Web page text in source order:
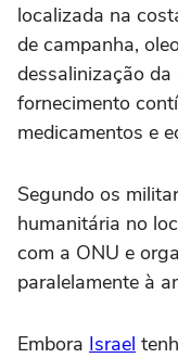
localizada na
de campanha,
dessalinização
fornecimento
medicamentos e
Segundo os
humanitária no
com a ONU e
paralelamente à
Embora Israel